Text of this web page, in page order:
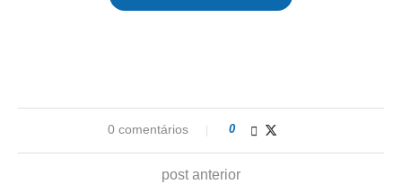
0 comentários 0
post anterior